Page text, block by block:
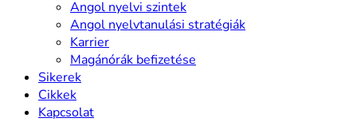
Angol nyelvi szintek
Angol nyelvtanulási stratégiák
Karrier
Magánórák befizetése
Sikerek
Cikkek
Kapcsolat